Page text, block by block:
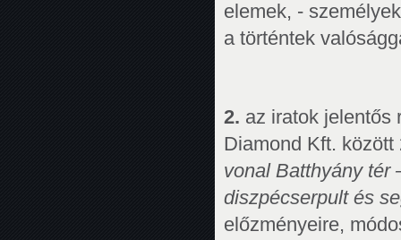
elemek, -
a történtek
2. az iratok jelentős
Diamond Kft.
vonal Batthyány tér
diszpécserpult és
előzményeire,